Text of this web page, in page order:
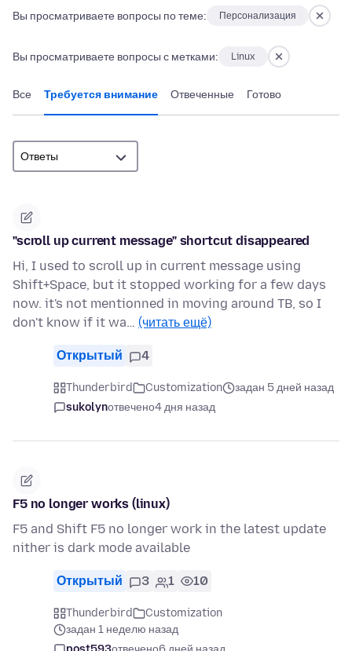
Вы просматриваете вопросы по теме: Персонализация
Вы просматриваете вопросы с метками: Linux
Все Требуется внимание Отвеченные Готово
"scroll up current message" shortcut disappeared
Hi, I used to scroll up in current message using
Shift+Space, but it stopped working for a few days
now. it's not mentionned in moving around TB, so I
don't know if it wa… (читать ещё)
Открытый 4
Thunderbird Customization
задан 5 дней назад
sukolynотвечено4 дня назад
F5 no longer works (linux)
F5 and Shift F5 no longer work in the latest update
nither is dark mode available
Открытый 3 1 10
Thunderbird
Customization
задан 1 неделю назад